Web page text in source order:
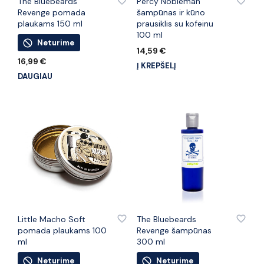
Revenge pomada
plaukams 150 ml
Neturime
16,99 €
DAUGIAU
šampūnas ir kūno
prausiklis su kofeinu
100 ml
14,59 €
Į KREPŠELĮ
Little Macho Soft
pomada plaukams 100
ml
Neturime
The Bluebeards
Revenge šampūnas
300 ml
Neturime